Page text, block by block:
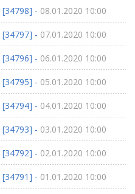
[34798] - 08.01.2020 10:00
[34797] - 07.01.2020 10:00
[34796] - 06.01.2020 10:00
[34795] - 05.01.2020 10:00
[34794] - 04.01.2020 10:00
[34793] - 03.01.2020 10:00
[34792] - 02.01.2020 10:00
[34791] - 01.01.2020 10:00